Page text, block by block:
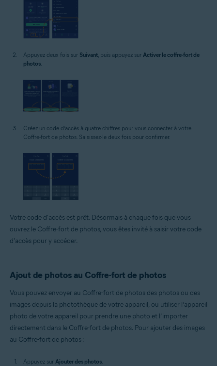
Appuyez deux fois sur Suivant , puis appuyez sur Activer le coffre-fort de
photos
Créez un code d’accès à quatre chiffres pour vous connecter à votre
Coffre-fort de photos. Saisissez-le deux fois pour confirmer.
Votre code d'accès est prêt. Désormais à chaque fois que vous
ouvrez le Coffre-fort de photos, vous êtes invité à saisir votre code
d'accès pour y accéder.
Ajout de photos au Coffre-fort de photos
Vous pouvez envoyer au Coffre-fort de photos des photos ou des
images depuis la photothèque de votre appareil, ou utiliser l’appareil
photo de votre appareil pour prendre une photo et l’importer
directement dans le Coffre-fort de photos. Pour ajouter des images
au Coffre-fort de photos :
Appuyez sur Ajouter des photos